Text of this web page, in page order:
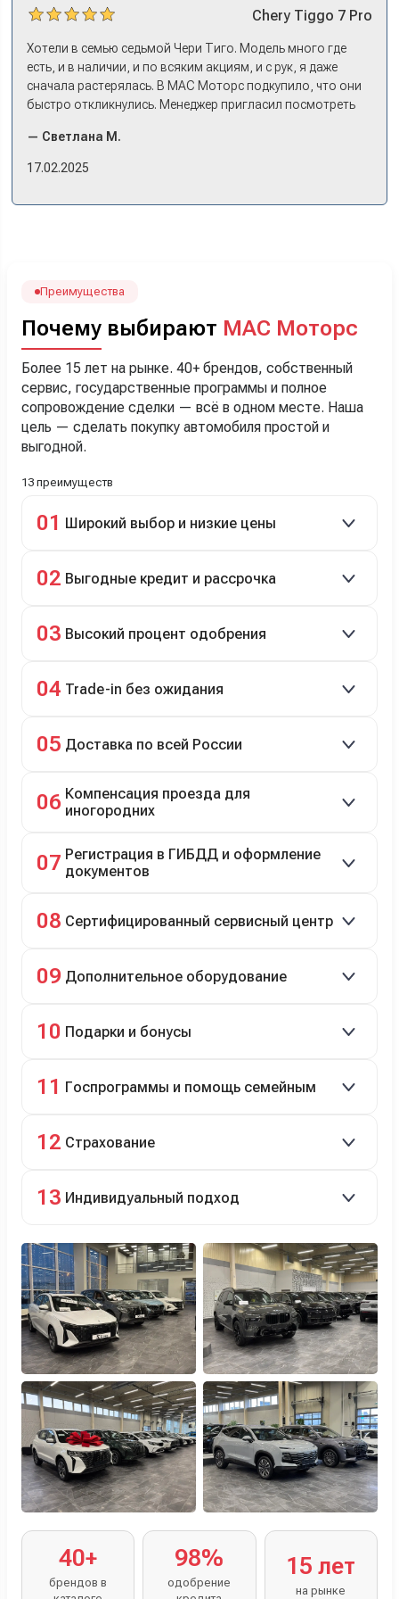
Chery Tiggo 7 Pro
Хотели в семью седьмой Чери Тиго. Модель много где
есть, и в наличии, и по всяким акциям, и с рук, я даже
сначала растерялась. В МАС Моторс подкупило, что они
быстро откликнулись. Менеджер пригласил посмотреть
примериться. Нам тут недалеко, пришли в салон - и в тот
же день купили машину! Неожиданно, но довольны! Все
менеджеру Сергею, профессионал своего дела!
— Светлана М.
17.02.2025
Преимущества
Почему выбирают МАС Моторс
Более 15 лет на рынке. 40+ брендов, собственный
сервис, государственные программы и полное
сопровождение сделки — всё в одном месте. Наша
цель — сделать покупку автомобиля простой и
выгодной.
13 преимуществ
01 Широкий выбор и низкие цены
подержанные авто.
02 Выгодные кредит и рассрочка
рассрочка 0% на 2 года при первом взносе 35–50%.
03 Высокий процент одобрения
04 Trade-in без ожидания
05 Доставка по всей России
06 Компенсация проезда для
иногородних
07 Регистрация в ГИБДД и оформление
документов
08 Сертифицированный сервисный центр
технический ремонт.
09 Дополнительное оборудование
10 Подарки и бонусы
программе лояльности.
11 Госпрограммы и помощь семейным
12 Страхование
бонусами для клиентов.
13 Индивидуальный подход
оформлением.
40+
брендов в
98%
одобрение
15 лет
на рынке